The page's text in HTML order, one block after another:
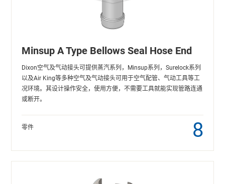
Minsup A Type Bellows Seal Hose End
Dixon空气及气动接头可提供蒸汽系列，Minsup系列，Surelock系列
以及Air King等多种空气及气动接头可用于空气配管、气动工具等工
况环境。其设计操作安全，使用方便，不需要工具就能实现管路连通
或断开。
零件 8